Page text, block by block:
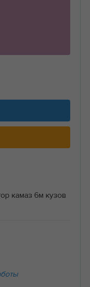
камаз 6м кузов